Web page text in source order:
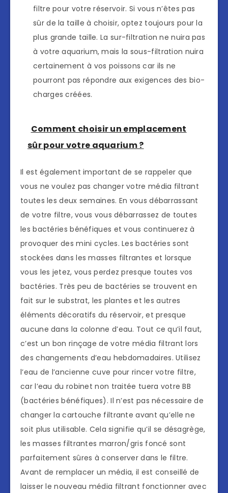
filtre pour votre réservoir. Si vous n’êtes pas
sûr de la taille à choisir, optez toujours pour la
plus grande taille. La sur-filtration ne nuira pas
à votre aquarium, mais la sous-filtration nuira
certainement à vos poissons car ils ne
pourront pas répondre aux exigences des bio-
charges créées.
Comment choisir un emplacement
sûr pour votre aquarium ?
Il est également important de se rappeler que
vous ne voulez pas changer votre média filtrant
toutes les deux semaines. En vous débarrassant
de votre filtre, vous vous débarrassez de toutes
les bactéries bénéfiques et vous continuerez à
provoquer des mini cycles. Les bactéries sont
stockées dans les masses filtrantes et lorsque
vous les jetez, vous perdez presque toutes vos
bactéries. Très peu de bactéries se trouvent en
fait sur le substrat, les plantes et les autres
éléments décoratifs du réservoir, et presque
aucune dans la colonne d’eau. Tout ce qu’il faut,
c’est un bon rinçage de votre média filtrant lors
des changements d’eau hebdomadaires. Utilisez
l’eau de l’ancienne cuve pour rincer votre filtre,
car l’eau du robinet non traitée tuera votre BB
(bactéries bénéfiques). Il n’est pas nécessaire de
changer la cartouche filtrante avant qu’elle ne
soit plus utilisable. Cela signifie qu’il se désagrège,
les masses filtrantes marron/gris foncé sont
parfaitement sûres à conserver dans le filtre.
Avant de remplacer un média, il est conseillé de
laisser le nouveau média filtrant fonctionner avec